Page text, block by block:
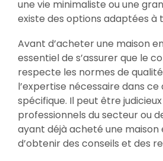
une vie minimaliste ou une
existe des options adaptées à
Avant d’acheter une maison
essentiel de s’assurer que le
respecte les normes de
l’expertise nécessaire dans ce
spécifique. Il peut être
professionnels du secteur ou
ayant déjà acheté une maison
d’obtenir des conseils et des